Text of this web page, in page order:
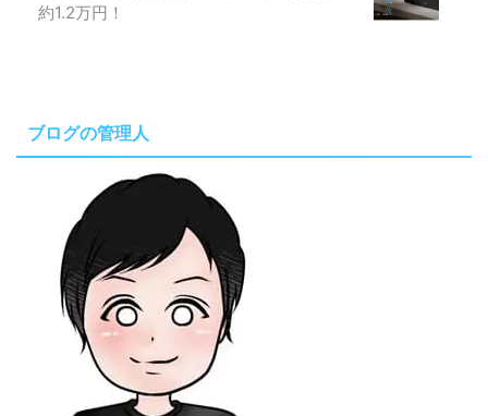
約1.2万円！
ブログの管理人